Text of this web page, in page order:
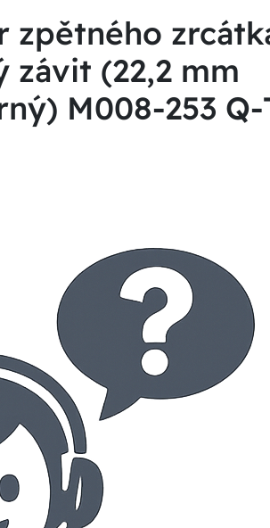
zpětného
závit (22,2 mm
M008-253 Q-